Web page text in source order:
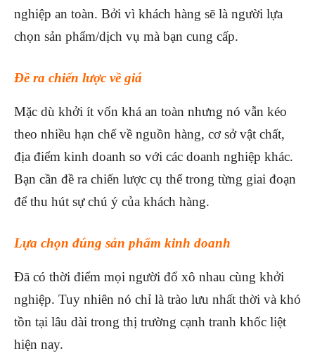
nghiệp an toàn. Bởi vì khách hàng sẽ là người lựa
chọn sản phẩm/dịch vụ mà bạn cung cấp.
Đề ra chiến lược về giá
Mặc dù khởi ít vốn khá an toàn nhưng nó vẫn kéo
theo nhiều hạn chế về nguồn hàng, cơ sở vật chất,
địa điểm kinh doanh so với các doanh nghiệp khác.
Bạn cần đề ra chiến lược cụ thể trong từng giai đoạn
để thu hút sự chú ý của khách hàng.
Lựa chọn đúng sản phẩm kinh doanh
Đã có thời điểm mọi người đổ xô nhau cùng khởi
nghiệp. Tuy nhiên nó chỉ là trào lưu nhất thời và khó
tồn tại lâu dài trong thị trường cạnh tranh khốc liệt
hiện nay.